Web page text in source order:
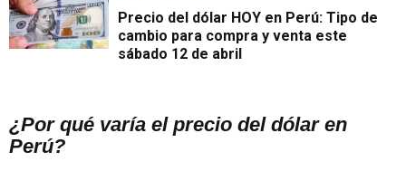
Precio del dólar HOY en Perú: Tipo de
cambio para compra y venta este
sábado 12 de abril
¿Por qué varía el precio del dólar en
Perú?